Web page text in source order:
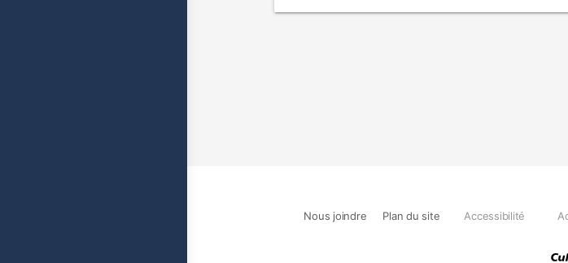
Nous joindre Plan du site Accessibilité